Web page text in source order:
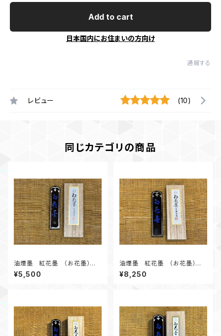
Add to cart
日本国内にお住まいの方向け
通報する
レビュー (10)
同じカテゴリの商品
油煙墨 紅花墨 （お花墨）五
ツ星 1.0丁形 漢字、かな作品
にオススメ
¥5,500
油煙墨 紅花墨 （お花墨）五
ツ星 1.5丁形 漢字、かな作品
にオススメ
¥8,250